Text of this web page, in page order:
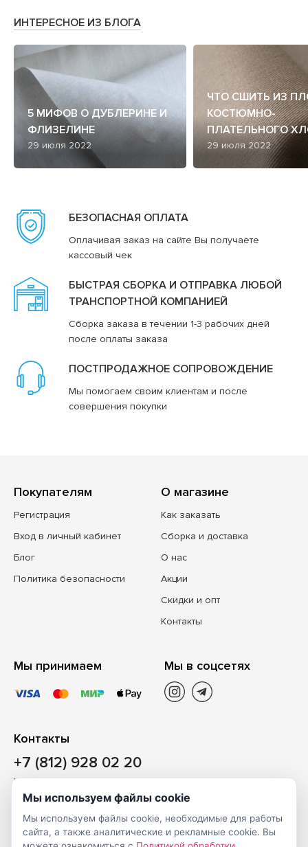
ИНТЕРЕСНОЕ ИЗ БЛОГА
5 МИФОВ О ДУБЛЕРИНЕ И
ФЛИЗЕЛИНЕ
29 июля 2022
ЧТО СШИТЬ ИЗ
КОСТЮМНО-
ПЛАТЕЛЬНОГО
29 июля 2022
БЕЗОПАСНАЯ ОПЛАТА
Оплачивая заказ на сайте Вы получаете
кассовый чек
БЫСТРАЯ СБОРКА И ОТПРАВКА ЛЮБОЙ
ТРАНСПОРТНОЙ КОМПАНИЕЙ
Сборка заказа в течении 1-3 рабочих дней
после оплаты заказа
ПОСТПРОДАЖНОЕ СОПРОВОЖДЕНИЕ
Мы помогаем своим клиентам и после
совершения покупки
Покупателям
Регистрация
Вход в личный кабинет
Блог
Политика безопасности
О магазине
Как заказать
Сборка и доставка
О нас
Акции
Скидки и опт
Контакты
Мы принимаем Мы в соцсетях
Контакты
+7 (812) 928 02 20
Наш магазин
Санкт-Петербург, ул. Ворошилова, д. 2, Литер «Р» (БЦ
«Сигнал»), 3 этаж, пом. 2
На карте
Мы используем файлы cookie
Мы используем файлы cookie, необходимые для работы
сайта, а также аналитические и рекламные cookie. Вы